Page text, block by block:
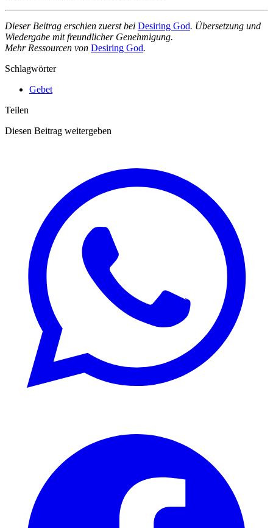
Dieser Beitrag erschien zuerst bei Desiring God. Übersetzung und
Wiedergabe mit freundlicher Genehmigung.
Mehr Ressourcen von Desiring God.
Schlagwörter
Gebet
Teilen
Diesen Beitrag weitergeben